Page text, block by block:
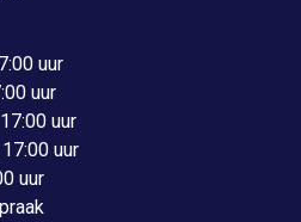
uur
uur
uur
uur
uur